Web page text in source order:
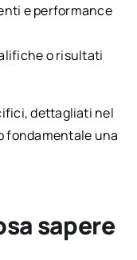
e performance
o risultati
dettagliati nel
fondamentale una
sapere